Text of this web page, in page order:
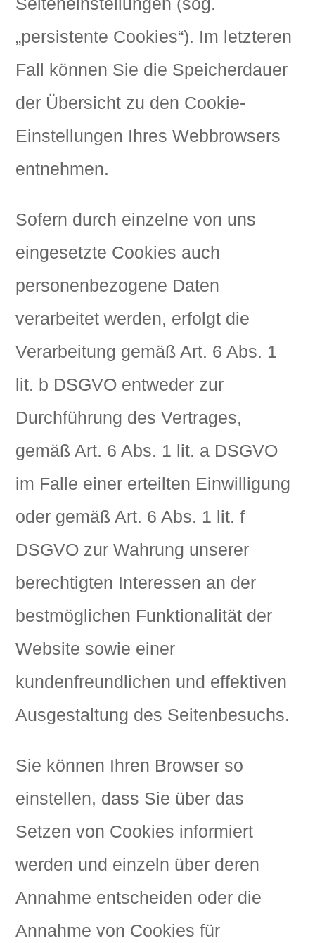
„persistente Cookies“). Im letzteren
Fall können Sie die Speicherdauer
der Übersicht zu den Cookie-
Einstellungen Ihres Webbrowsers
entnehmen.
Sofern durch einzelne von uns
eingesetzte Cookies auch
personenbezogene Daten
verarbeitet werden, erfolgt die
Verarbeitung gemäß Art. 6 Abs. 1
lit. b DSGVO entweder zur
Durchführung des Vertrages,
gemäß Art. 6 Abs. 1 lit. a DSGVO
im Falle einer erteilten Einwilligung
oder gemäß Art. 6 Abs. 1 lit. f
DSGVO zur Wahrung unserer
berechtigten Interessen an der
bestmöglichen Funktionalität der
Website sowie einer
kundenfreundlichen und effektiven
Ausgestaltung des Seitenbesuchs.
Sie können Ihren Browser so
einstellen, dass Sie über das
Setzen von Cookies informiert
werden und einzeln über deren
Annahme entscheiden oder die
Annahme von Cookies für